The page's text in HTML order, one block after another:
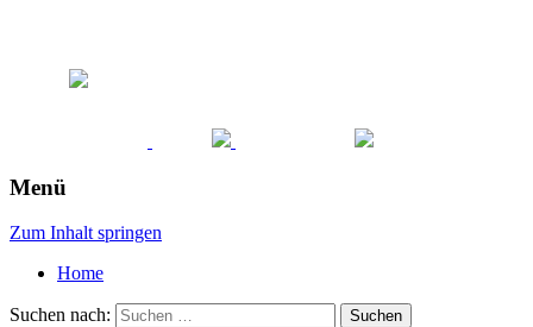
Menü
Zum Inhalt springen
Home
Suchen nach: